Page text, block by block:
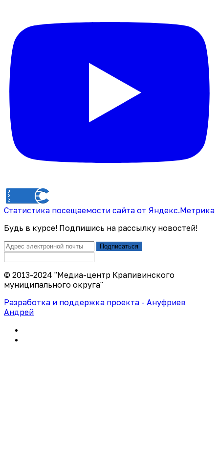
Статистика посещаемости сайта от Яндекс.Метрика
Будь в курсе! Подпишись на рассылку новостей!
Подписаться
© 2013-2024 "Медиа-центр Крапивинского
муниципального округа"
Разработка и поддержка проекта - Ануфриев
Андрей